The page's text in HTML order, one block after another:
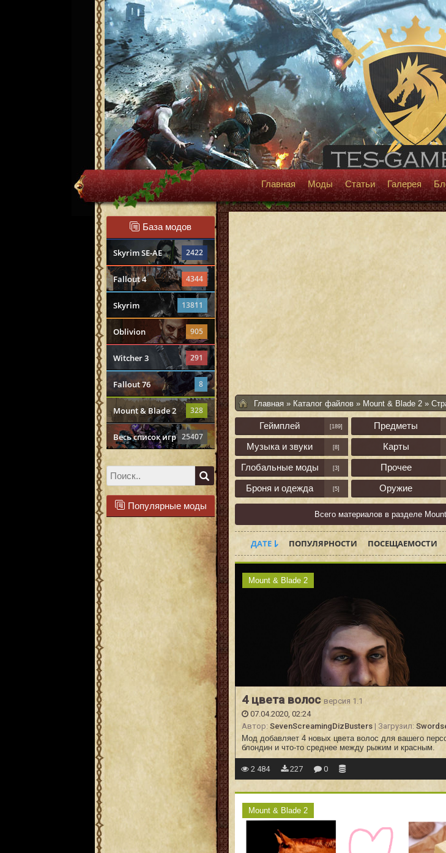
Главная Моды Статьи Галерея
База модов
Skyrim SE-AE 2422
Fallout 4 4344
Skyrim 13811
Oblivion 905
Witcher 3 291
Fallout 76 8
Mount & Blade 2 328
Весь список игр 25407
Популярные моды
Главная » Каталог файлов » Mount & Blade 2 »
Геймплей [189] Предметы
Музыка и звуки [8] Карты
Глобальные моды [3] Прочее
Броня и одежда [5] Оружие
Всего материалов в разделе
ДАТЕ ПОПУЛЯРНОСТИ ПОСЕЩАЕМОСТИ
Mount & Blade 2
4 цвета волос версия 1.1
07.04.2020, 02:24
Автор: SevenScreamingDizBusters | Загрузил:
Мод добавляет 4 новых цвета волос для вашего
блондин и что-то среднее между рыжим и красным.
2 484 227 0
Mount & Blade 2